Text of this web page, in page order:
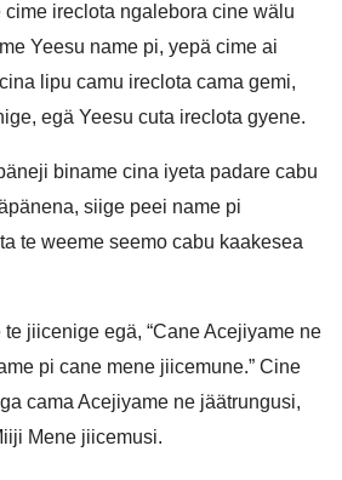
cime ireclota ngalebora cine wälu
Yeesu name pi, yepä cime ai
lipu camu ireclota cama gemi,
egä Yeesu cuta ireclota gyene.
biname cina iyeta padare cabu
siige peei name pi
te weeme seemo cabu kaakesea
jiicenige egä, “Cane Acejiyame ne
pi cane mene jiicemune.” Cine
cama Acejiyame ne jäätrungusi,
Mene jiicemusi.